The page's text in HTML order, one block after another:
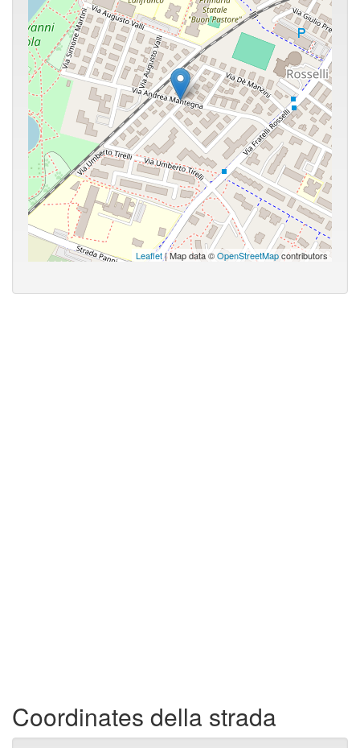
Leaflet| Map data ©OpenStreetMapcontributors
Coordinates della strada